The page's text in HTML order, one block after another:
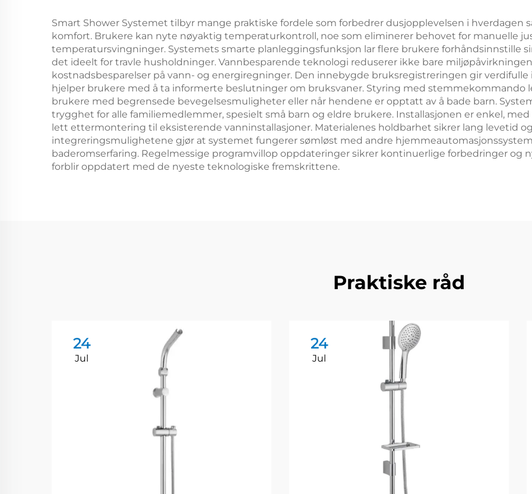
limvinkeljusterbar
holder
Smart Shower Systemet tilbyr mange praktiske fordele som forbedrer dusjopplevelsen i
komfort. Brukere kan nyte nøyaktig temperaturkontroll, noe som eliminerer behovet for manuelle
temperatursvingninger. Systemets smarte planleggingsfunksjon lar flere brukere forhåndsinnstille
det ideelt for travle husholdninger. Vannbesparende teknologi reduserer ikke bare
kostnadsbesparelser på vann- og energiregninger. Den innebygde bruksregistreringen gir
hjelper brukere med å ta informerte beslutninger om bruksvaner. Styring med stemmekommando
brukere med begrensede bevegelsesmuligheter eller når hendene er opptatt av å bade barn.
trygghet for alle familiemedlemmer, spesielt små barn og eldre brukere. Installasjonen er enkel,
lett ettermontering til eksisterende vanninstallasjoner. Materialenes holdbarhet sikrer lang levetid
integreringsmulighetene gjør at systemet fungerer sømløst med andre
baderomserfaring. Regelmessige programvillop oppdateringer sikrer kontinuerlige forbedringer og
forblir oppdatert med de nyeste teknologiske fremskrittene.
Praktiske råd
24
Jul
24
Jul